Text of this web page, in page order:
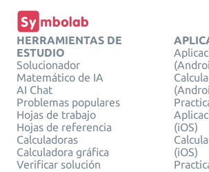
HERRAMIENTAS DE
ESTUDIO
Solucionador
Matemático de IA
AI Chat
Problemas populares
Hojas de trabajo
Hojas de referencia
Calculadoras
Calculadora gráfica
Verificar solución
(iOS)
(iOS)